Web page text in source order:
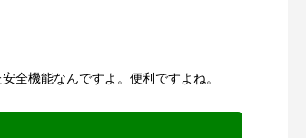
全機能なんですよ。便利ですよね。